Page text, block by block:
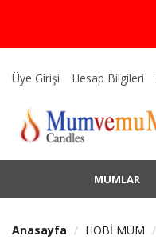
Üye Girişi Hesap Bilgileri
MUMLAR
Anasayfa HOBİ MUM